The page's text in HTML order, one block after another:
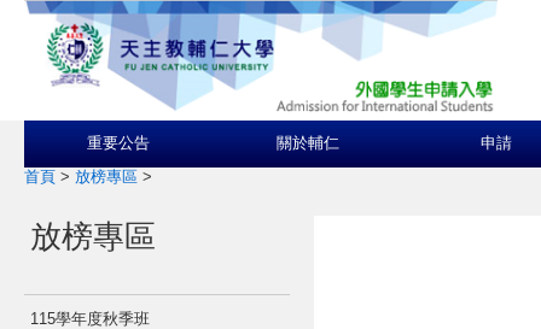
重要公告 關於輔仁 申請
首頁 > 放榜專區 >
放榜專區
115學年度秋季班